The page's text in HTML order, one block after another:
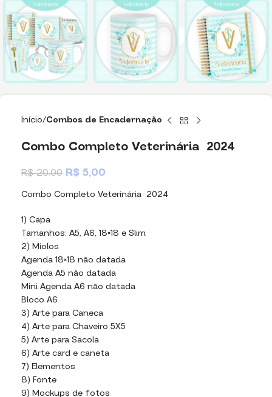
Início Combos de Encadernação
Combo Completo Veterinária 2024
R$20,00 R$ 5,00
Combo Completo Veterinária 2024
1) Capa
Tamanhos: A5, A6, 18×18 e Slim
2) Miolos
Agenda 18×18 não datada
Agenda A5 não datada
Mini Agenda A6 não datada
Bloco A6
3) Arte para Caneca
4) Arte para Chaveiro 5X5
5) Arte para Sacola
6) Arte card e caneta
7) Elementos
8) Fonte
9) Mockups de fotos